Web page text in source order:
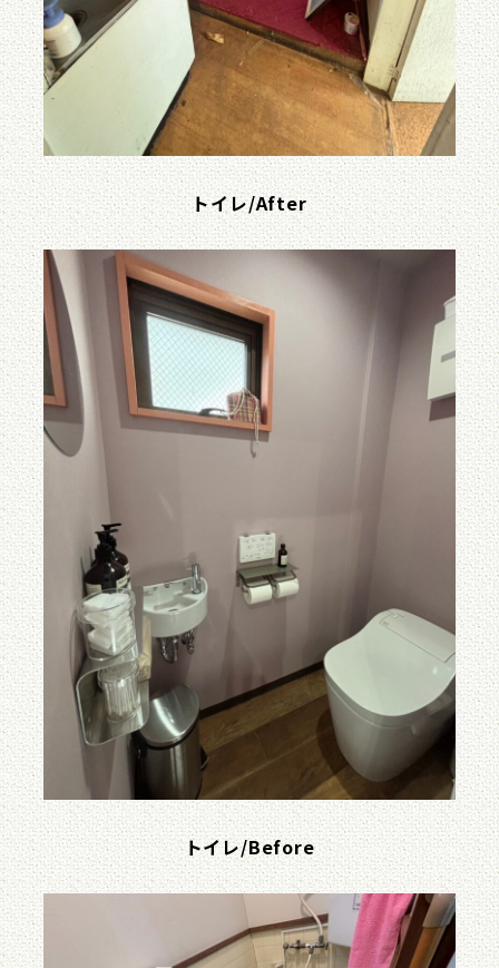
トイレ/After
トイレ/Before